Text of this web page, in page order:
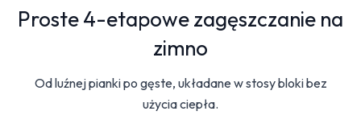
Proste 4-etapowe zagęszczanie na
zimno
Od luźnej pianki po gęste, układane w stosy bloki bez
użycia ciepła.